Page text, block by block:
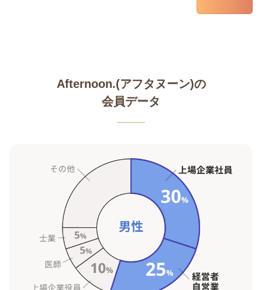
Afternoon.(アフタヌーン)の
会員データ